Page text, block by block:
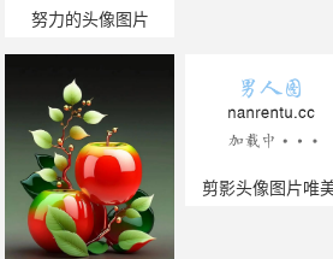
努力的头像图片